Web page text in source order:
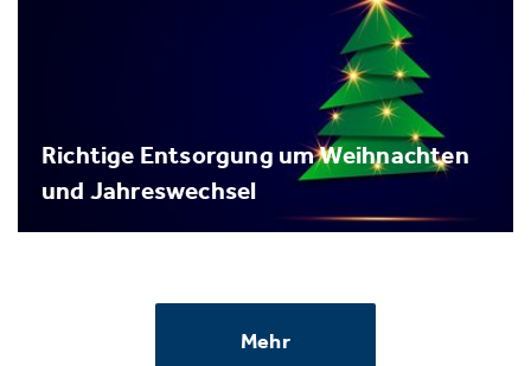
Richtige Entsorgung um Weihnachten
und Jahreswechsel
Mehr